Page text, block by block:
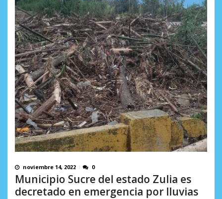
noviembre 14, 2022 0
Municipio Sucre del estado Zulia es
decretado en emergencia por lluvias